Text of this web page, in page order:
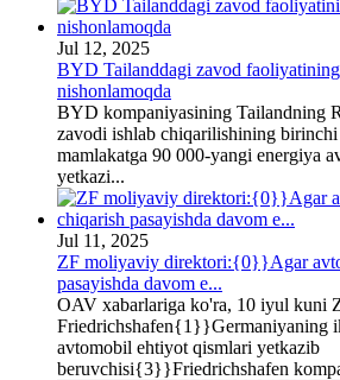
Jul 12, 2025
BYD Tailanddagi zavod
nishonlamoqda
BYD kompaniyasining Tailandning
zavodi ishlab chiqarilishining
mamlakatga 90 000-yangi energiya
yetkazi...
Jul 11, 2025
ZF moliyaviy direktori:{0}}Agar
pasayishda davom e...
OAV xabarlariga ko'ra, 10 iyul kuni
avtomobil ehtiyot qismlari yetkazib
beruvchisi{3}}Friedrichshafen